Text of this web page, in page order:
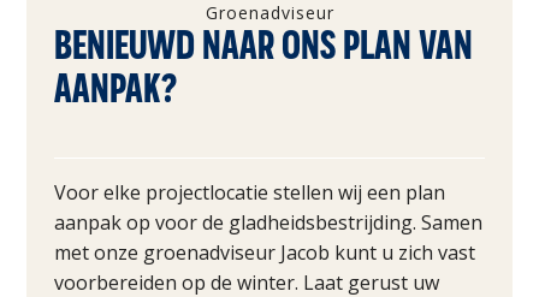
BENIEUWD NAAR ONS PLAN VAN
AANPAK?
Voor elke projectlocatie stellen wij een plan
aanpak op voor de gladheidsbestrijding. Samen
met onze groenadviseur Jacob kunt u zich vast
voorbereiden op de winter. Laat gerust uw
Groenadviseur